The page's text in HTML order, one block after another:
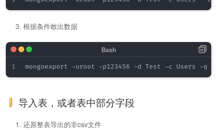
根据条件敢出数据
mongoexport -uroot -p123456 -d Test -c Users -q
导入表，或者表中部分字段
还原整表导出的非csv文件